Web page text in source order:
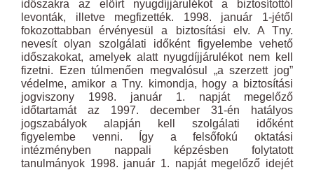
időszakra az előírt nyugdíjjárulékot a biztosítottól
levonták, illetve megfizették. 1998. január 1-jétől
fokozottabban érvényesül a biztosítási elv. A Tny.
nevesít olyan szolgálati időként figyelembe vehető
időszakokat, amelyek alatt nyugdíjjárulékot nem kell
fizetni. Ezen túlmenően megvalósul „a szerzett jog”
védelme, amikor a Tny. kimondja, hogy a biztosítási
jogviszony 1998. január 1. napját megelőző
időtartamát az 1997. december 31-én hatályos
jogszabályok alapján kell szolgálati időként
figyelembe venni. Így a felsőfokú oktatási
intézményben nappali képzésben folytatott
tanulmányok 1998. január 1. napját megelőző idejét